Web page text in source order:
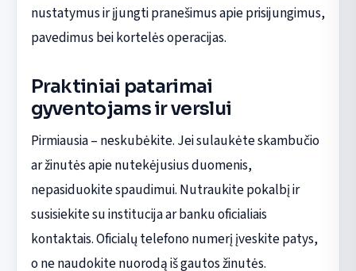
nustatymus ir įjungti pranešimus apie prisijungimus,
pavedimus bei kortelės operacijas.
Praktiniai patarimai
gyventojams ir verslui
Pirmiausia – neskubėkite. Jei sulaukėte skambučio
ar žinutės apie nutekėjusius duomenis,
nepasiduokite spaudimui. Nutraukite pokalbį ir
susisiekite su institucija ar banku oficialiais
kontaktais. Oficialų telefono numerį įveskite patys,
o ne naudokite nuorodą iš gautos žinutės.